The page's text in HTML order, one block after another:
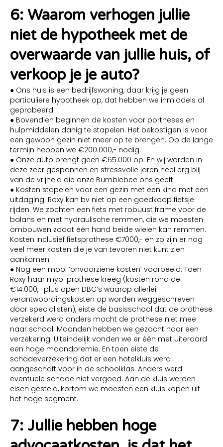
6: Waarom verhogen jullie
niet de hypotheek met de
overwaarde van jullie huis, of
verkoop je je auto?
● Ons huis is een bedrijfswoning, daar krijg je geen
particuliere hypotheek op, dat hebben we inmiddels al
geprobeerd.
● Bovendien beginnen de kosten voor portheses en
hulpmiddelen danig te stapelen. Het bekostigen is voor
een gewoon gezin niet meer op te brengen. Op de lange
termijn hebben we €200.000,- nodig.
● Onze auto brengt geen €65.000 op. En wij worden in
deze zeer gespannen en stressvolle jaren heel erg blij
van de vrijheid die onze Bumblebee ons geeft.
● Kosten stapelen voor een gezin met een kind met een
uitdaging. Roxy kan bv niet op een goedkoop fietsje
rijden. We zochten een fiets met robuust frame voor de
balans en met hydraulische remmen, die we moesten
ombouwen zodat één hand beide wielen kan remmen.
Kosten inclusief fietsprothese €7000,- en zo zijn er nog
veel meer kosten die je van tevoren niet kunt zien
aankomen.
● Nog een mooi ‘onvoorziene kosten’ voorbeeld: Toen
Roxy haar myo-prothese kreeg (kosten rond de
€14.000,- plus open DBC’s waarop allerlei
verantwoordingskosten op worden weggeschreven
door specialisten), eiste de basisschool dat de prothese
verzekerd werd anders mocht de prothese niet mee
naar school. Maanden hebben we gezocht naar een
verzekering. Uiteindelijk vonden we er één met uiteraard
een hoge maandpremie. En toen eiste de
schadeverzekering dat er een hotelkluis werd
aangeschaft voor in de schoolklas. Anders werd
eventuele schade niet vergoed. Aan de kluis werden
eisen gesteld, kortom we moesten een kluis kopen uit
het hoge segment.
7: Jullie hebben hoge